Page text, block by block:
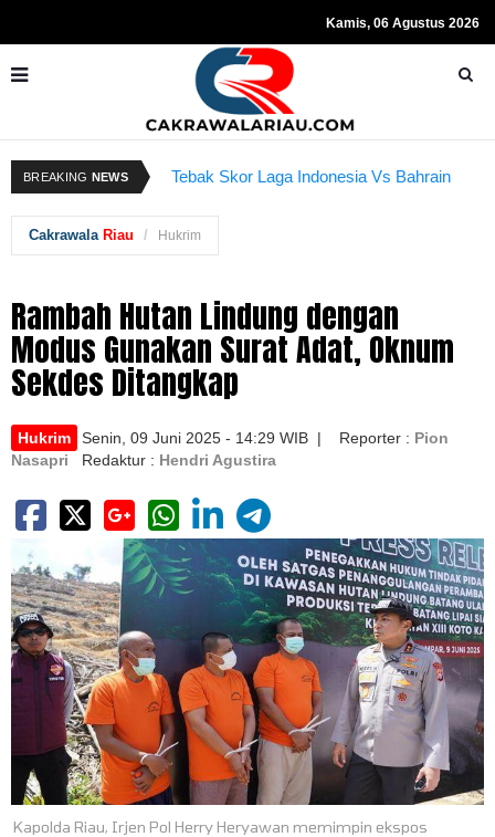
Kamis, 06 Agustus 2026
BREAKING NEWS
Tebak Skor Laga Indonesia Vs Bahrain
Resmi Ditahan KPK, Hasto Kristiyanto
Sempat Teriakkan Kata "Merdeka"
Cakrawala Riau Hukrim
Rambah Hutan Lindung dengan
Modus Gunakan Surat Adat, Oknum
Sekdes Ditangkap
Hukrim Senin, 09 Juni 2025 - 14:29 WIB | Reporter : Pion
Nasapri
Redaktur : Hendri Agustira
Kapolda Riau, Irjen Pol Herry Heryawan memimpin ekspos